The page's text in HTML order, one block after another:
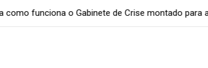
de Crise montado para acompanhar chegada